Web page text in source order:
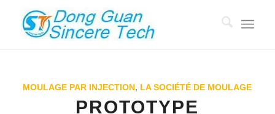
MOULAGE PAR INJECTION, LA SOCIÉTÉ DE MOULAGE
PROTOTYPE